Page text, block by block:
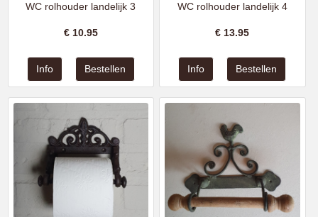
WC rolhouder landelijk 3
€ 10.95
WC rolhouder landelijk 4
€13.95